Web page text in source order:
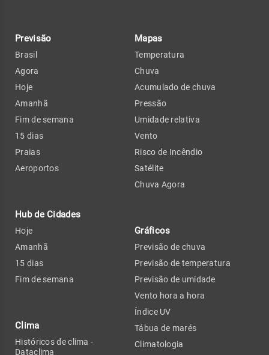
Previsão
Brasil
Agora
Hoje
Amanhã
Fim de semana
15 dias
Praias
Aeroportos
Hub de Cidades
Hoje
Amanhã
15 dias
Fim de semana
Clima
Históricos de clima -
Dataclima
Mapas
Temperatura
Chuva
Acumulado de chuva
Pressão
Umidade relativa
Vento
Risco de Incêndio
Satélite
Chuva Agora
Gráficos
Previsão de chuva
Previsão de temperatura
Previsão de umidade
Vento hora a hora
Índice UV
Tábua de marés
Climatologia